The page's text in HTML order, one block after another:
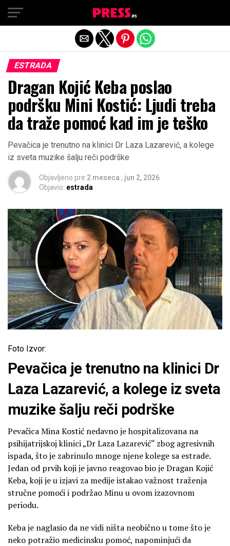
ESTRADA
Dragan Kojić Keba poslao
podršku Mini Kostić: Ljudi treba
da traže pomoć kad im je teško
Pevačica je trenutno na klinici Dr Laza Lazarević, a kolege
iz sveta muzike šalju reči podrške
Objavljeno pre 2 meseca , jun 2, 2026
Objavio: estrada
Foto Izvor:
Pevačica je trenutno na klinici Dr
Laza Lazarević, a kolege iz sveta
muzike šalju reči podrške
Pevačica Mina Kostić nedavno je hospitalizovana na
psihijatrijskoj klinici „Dr Laza Lazarević“ zbog agresivnih
ispada, što je zabrinulo mnoge njene kolege sa estrade.
Jedan od prvih koji je javno reagovao bio je Dragan Kojić
Keba, koji je u izjavi za medije istakao važnost traženja
stručne pomoći i podržao Minu u ovom izazovnom
periodu.
Keba je naglasio da ne vidi ništa neobično u tome što je
neko potražio medicinsku pomoć, napominjući da
Exit mobile version